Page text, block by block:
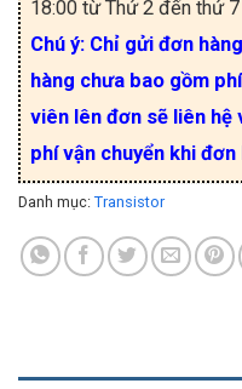
18:00 từ Thứ 2 đến thứ
Chú ý: Chỉ gửi đơn
hàng chưa bao gồm
viên lên đơn sẽ liên hệ
phí vận chuyển khi
Danh mục: Transistor